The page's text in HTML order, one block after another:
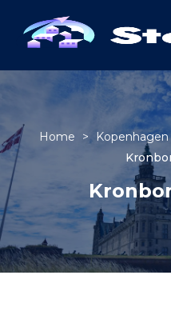
Home > Kopenhagen